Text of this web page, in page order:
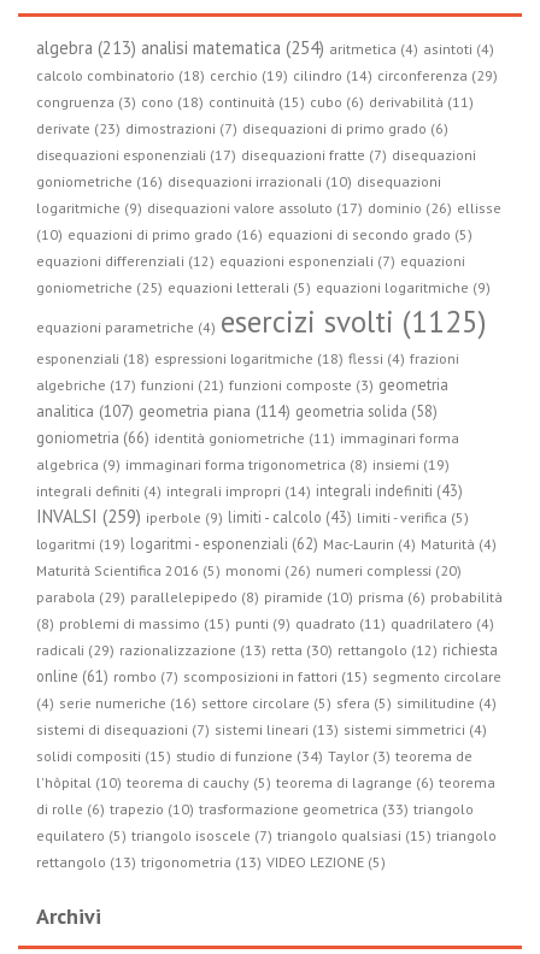
algebra (213) analisi matematica (254) aritmetica (4) asintoti (4)
calcolo combinatorio (18) cerchio (19) cilindro (14) circonferenza (29)
congruenza (3) cono (18) continuità (15) cubo (6) derivabilità (11)
derivate (23) dimostrazioni (7) disequazioni di primo grado (6)
disequazioni esponenziali (17) disequazioni fratte (7) disequazioni
goniometriche (16) disequazioni irrazionali (10) disequazioni
logaritmiche (9) disequazioni valore assoluto (17) dominio (26) ellisse
(10) equazioni di primo grado (16) equazioni di secondo grado (5)
equazioni differenziali (12) equazioni esponenziali (7) equazioni
goniometriche (25) equazioni letterali (5) equazioni logaritmiche (9)
equazioni parametriche (4) esercizi svolti (1125)
esponenziali (18) espressioni logaritmiche (18) flessi (4) frazioni
algebriche (17) funzioni (21) funzioni composte (3) geometria
analitica (107) geometria piana (114) geometria solida (58)
goniometria (66) identità goniometriche (11) immaginari forma
algebrica (9) immaginari forma trigonometrica (8) insiemi (19)
integrali definiti (4) integrali impropri (14) integrali indefiniti (43)
INVALSI (259) iperbole (9) limiti - calcolo (43) limiti - verifica (5)
logaritmi (19) logaritmi - esponenziali (62) Mac-Laurin (4) Maturità (4)
Maturità Scientifica 2016 (5) monomi (26) numeri complessi (20)
parabola (29) parallelepipedo (8) piramide (10) prisma (6) probabilità
(8) problemi di massimo (15) punti (9) quadrato (11) quadrilatero (4)
radicali (29) razionalizzazione (13) retta (30) rettangolo (12) richiesta
online (61) rombo (7) scomposizioni in fattori (15) segmento circolare
(4) serie numeriche (16) settore circolare (5) sfera (5) similitudine (4)
sistemi di disequazioni (7) sistemi lineari (13) sistemi simmetrici (4)
solidi compositi (15) studio di funzione (34) Taylor (3) teorema de
l'hôpital (10) teorema di cauchy (5) teorema di lagrange (6) teorema
di rolle (6) trapezio (10) trasformazione geometrica (33) triangolo
equilatero (5) triangolo isoscele (7) triangolo qualsiasi (15) triangolo
rettangolo (13) trigonometria (13) VIDEO LEZIONE (5)
Archivi